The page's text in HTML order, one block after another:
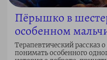
Пёрышко в
особенном
Терапевтический рассказ
понимать особенного